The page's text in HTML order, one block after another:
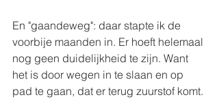
En "gaandeweg": daar stapte ik de
voorbije maanden in. Er hoeft helemaal
nog geen duidelijkheid te zijn. Want
het is door wegen in te slaan en op
pad te gaan, dat er terug zuurstof komt.